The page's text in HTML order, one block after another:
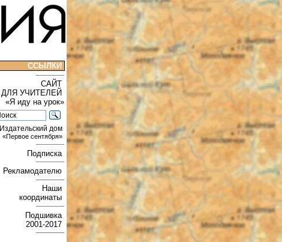
ССЫЛКИ
САЙТ
ДЛЯ УЧИТЕЛЕЙ
«Я иду на урок»
Издательский дом
«Первое сентября»
Подписка
Рекламодателю
Наши
координаты
Подшивка
2001-2017